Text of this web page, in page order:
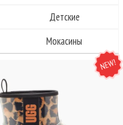
Детские
Мокасины
NEW